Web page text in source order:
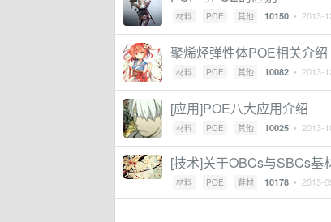
材料 POE 其他 10150 • 2013-
聚烯烃弹性体POE相关介绍
材料 POE 其他 10082 • 2013-
[应用]POE八大应用介绍
材料 POE 其他 10025 • 2013-
[技术]关于OBCs与SBCs
材料 POE 鞋材 10178 • 2013-